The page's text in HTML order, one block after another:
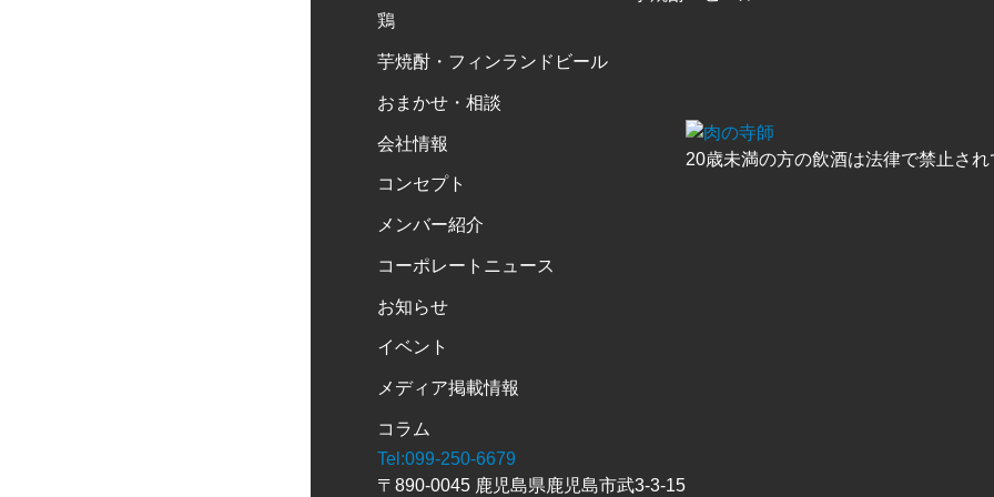
鶏
芋焼酎・フィンランドビール
おまかせ・相談
会社情報
コンセプト
メンバー紹介
コーポレートニュース
お知らせ
イベント
メディア掲載情報
コラム
Tel:099-250-6679
〒890-0045 鹿児島県鹿児島市武3-3-15
20歳未満の方の飲酒は法律で禁止さ